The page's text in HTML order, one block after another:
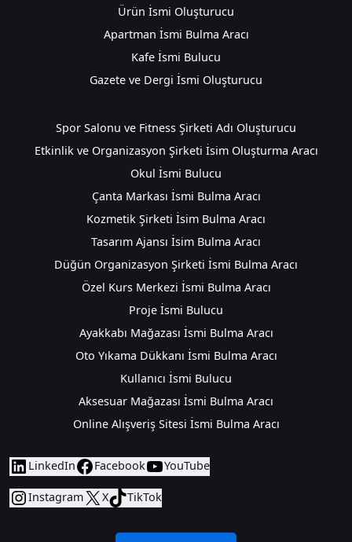
Ürün İsmi Oluşturucu
Apartman İsmi Bulma Aracı
Kafe İsmi Bulucu
Gazete ve Dergi İsmi Oluşturucu
Spor Salonu ve Fitness Şirketi Adı Oluşturucu
Etkinlik ve Organizasyon Şirketi İsim Oluşturma Aracı
Okul İsmi Bulucu
Çanta Markası İsmi Bulma Aracı
Kozmetik Şirketi İsim Bulma Aracı
Tasarım Ajansı İsim Bulma Aracı
Düğün Organizasyon Şirketi İsmi Bulma Aracı
Özel Kurs Merkezi İsmi Bulma Aracı
Proje İsmi Bulucu
Ayakkabı Mağazası İsmi Bulma Aracı
Oto Yıkama Dükkanı İsmi Bulma Aracı
Kullanıcı İsmi Bulucu
Aksesuar Mağazası İsmi Bulma Aracı
Online Alışveriş Sitesi İsmi Bulma Aracı
LinkedIn Facebook YouTube
Instagram X TikTok